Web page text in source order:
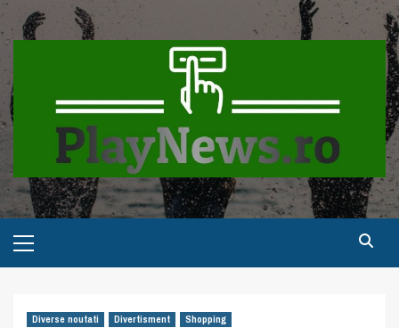
Skip
to
Menu
Diverse noutati Divertisment Shopping